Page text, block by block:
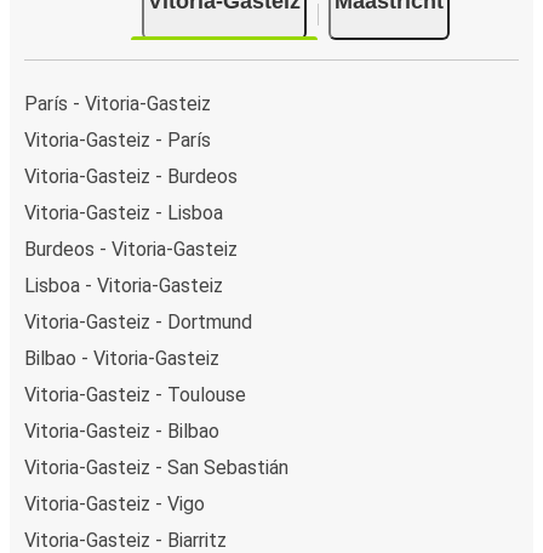
París - Vitoria-Gasteiz
Vitoria-Gasteiz - París
Vitoria-Gasteiz - Burdeos
Vitoria-Gasteiz - Lisboa
Burdeos - Vitoria-Gasteiz
Lisboa - Vitoria-Gasteiz
Vitoria-Gasteiz - Dortmund
Bilbao - Vitoria-Gasteiz
Vitoria-Gasteiz - Toulouse
Vitoria-Gasteiz - Bilbao
Vitoria-Gasteiz - San Sebastián
Vitoria-Gasteiz - Vigo
Vitoria-Gasteiz - Biarritz